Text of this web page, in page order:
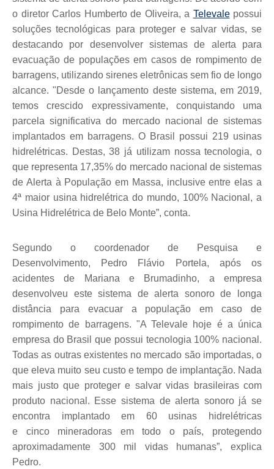
o diretor Carlos Humberto de Oliveira, a Televalepossui
soluções tecnológicas para proteger e salvar vidas, se
destacando por desenvolver sistemas de alerta para
evacuação de populações em casos de rompimento de
barragens, utilizando sirenes eletrônicas sem fio de longo
alcance. "Desde o lançamento deste sistema, em 2019,
temos crescido expressivamente, conquistando uma
parcela significativa do mercado nacional de sistemas
implantados em barragens. O Brasil possui 219 usinas
hidrel étricas. Destas, 38 já utilizam nossa tecnologia, o
que representa 17,35% do mercado nacional de sistemas
de Alerta à População em Massa, inclusive entre elas a
4ª maior usina hidrelétrica do mundo, 100% Nacional, a
Usina Hidrel étrica de Belo Monte”, conta.
Segundo o coordenador de Pesquisa e
Desenvolvimento, Pedro Flávio Portela, após os
acidentes de Mariana e Brumadinho, a empresa
desenvolveu este sistema de alerta sonoro de longa
distância para evacuar a população em caso de
rompimento de barragens. "A Televale hoje é a única
empresa do Brasil que possui tecnologia 100% nacional.
Todas as outras existentes no mercado são importadas, o
que eleva muito seu custo e tempo de implantação. Nada
mais justo que proteger e salvar vidas brasileiras com
produto nacional. Esse sistema de alerta sonoro já se
encontra implantado em 60 usinas hidrel étricas
e cinco
mineradoras em todo o país, protegendo
aproximadamente 300 mil vidas humanas”, explica
Pedro.